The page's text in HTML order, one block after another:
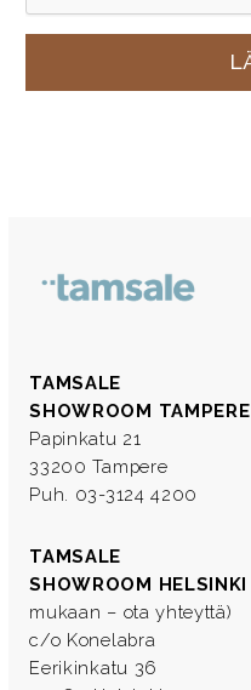
TAMSALE
SHOWROOM TAMPERE
Papinkatu 21
33200 Tampere
Puh. 03-3124 4200
TAMSALE
SHOWROOM HELSINKI
mukaan – ota yhteyttä)
c/o Konelabra
Eerikinkatu 36